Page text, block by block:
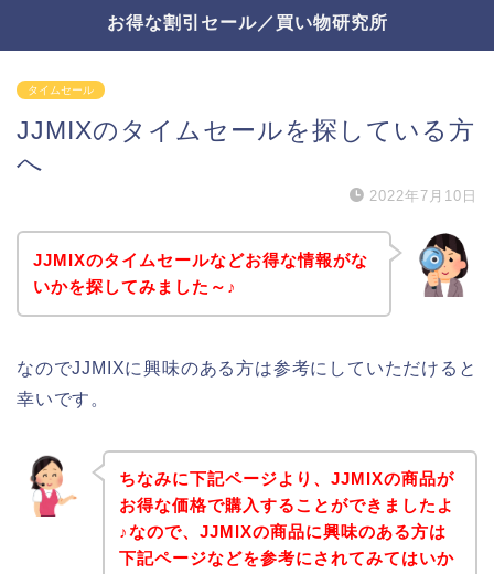
お得な割引セール／買い物研究所
タイムセール
JJMIXのタイムセールを探している方
へ
2022年7月10日
JJMIXのタイムセールなどお得な情報がな
いかを探してみました～♪
なのでJJMIXに興味のある方は参考にしていただけると
幸いです。
ちなみに下記ページより、JJMIXの商品が
お得な価格で購入することができましたよ
♪なので、JJMIXの商品に興味のある方は
下記ページなどを参考にされてみてはいか